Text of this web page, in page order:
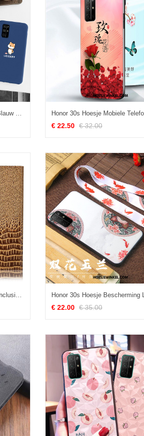
€ 22.50 € 32.00
€ 22.00 € 35.00